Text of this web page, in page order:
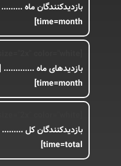
بازدیدکنندگان ماه .........
time=month]
بازدیدهای ماه .............
time=month]
بازدیدکنندگان کل .........
time=total]